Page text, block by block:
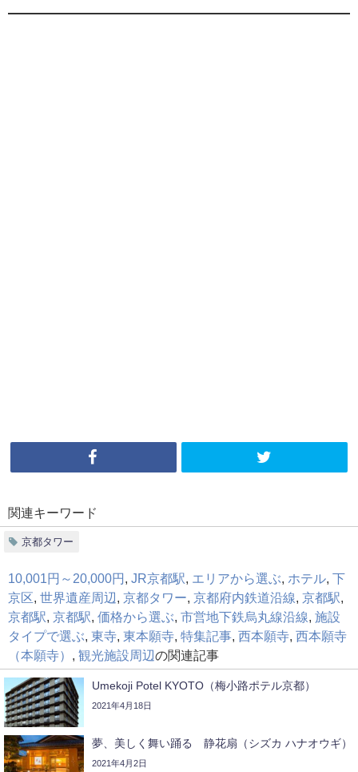
関連キーワード
京都タワー
10,001円～20,000円 JR京都駅 エリアから選ぶ ホテル 下
京区 世界遺産周辺 京都タワー 京都府内鉄道沿線 京都駅
京都駅 京都駅 価格から選ぶ 市営地下鉄烏丸線沿線 施設
タイプで選ぶ 東寺 東本願寺 特集記事 西本願寺 西本願寺
（本願寺）
観光施設周辺の関連記事
Umekoji Potel KYOTO（梅小路ポテル京都）
2021年4月18日
夢、美しく舞い踊る 静花扇（シズカ ハナオウギ）
2021年4月2日